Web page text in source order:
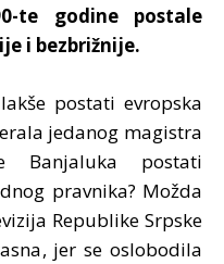
te godine postale
i bezbrižnije.
postati evropska
jedanog magistra
Banjaluka postati
pravnika? Možda
Republike Srpske
jer se oslobodila